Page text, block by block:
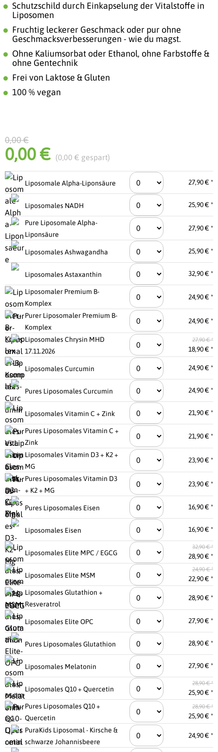
Schutzschild durch Einkapselung der Vitalstoffe in
Liposomen
Fruchtig leckerer Geschmack oder pur ohne
Geschmacksverbesserungen - wie du magst.
Ohne Kaliumsorbat oder Ethanol, ohne Farbstoffe &
ohne Gentechnik
Frei von Laktose & Gluten
100 % vegan
0,00 €
0,00 € (0,00 € gespart)
Liposomale Alpha-Liponsäure 27,90 € *
Liposomales NADH 25,90 € *
Pure Liposomale Alpha-
Liponsäure
27,90 € *
Liposomales Ashwagandha 25,90 € *
Liposomales Astaxanthin 32,90 € *
Liposomaler Premium B-
Komplex
24,90 € *
Purer Liposomaler Premium B-
Komplex
24,90 € *
Liposomales Chrysin MHD
17.11.2026
27,90 € *
18,90 € *
Liposomales Curcumin 24,90 € *
Pures Liposomales Curcumin 24,90 € *
Liposomales Vitamin C + Zink 21,90 € *
Pures Liposomales Vitamin C +
Zink
21,90 € *
Liposomales Vitamin D3 + K2 +
MG
23,90 € *
Pures Liposomales Vitamin D3
+ K2 + MG
23,90 € *
Pures Liposomales Eisen 16,90 € *
Liposomales Eisen 16,90 € *
Liposomales Elite MPC / EGCG
32,90 € *
28,90 € *
Liposomales Elite MSM
24,90 € *
22,90 € *
Liposomales Glutathion +
Resveratrol
28,90 € *
Liposomales Elite OPC 27,90 € *
Pures Liposomales Glutathion 28,90 € *
Liposomales Melatonin 27,90 € *
Liposomales Q10 + Quercetin
28,90 € *
25,90 € *
Pures Liposomales Q10 +
Quercetin
28,90 € *
25,90 € *
PuraKids Liposomal - Kirsche &
schwarze Johannisbeere
24,90 € *